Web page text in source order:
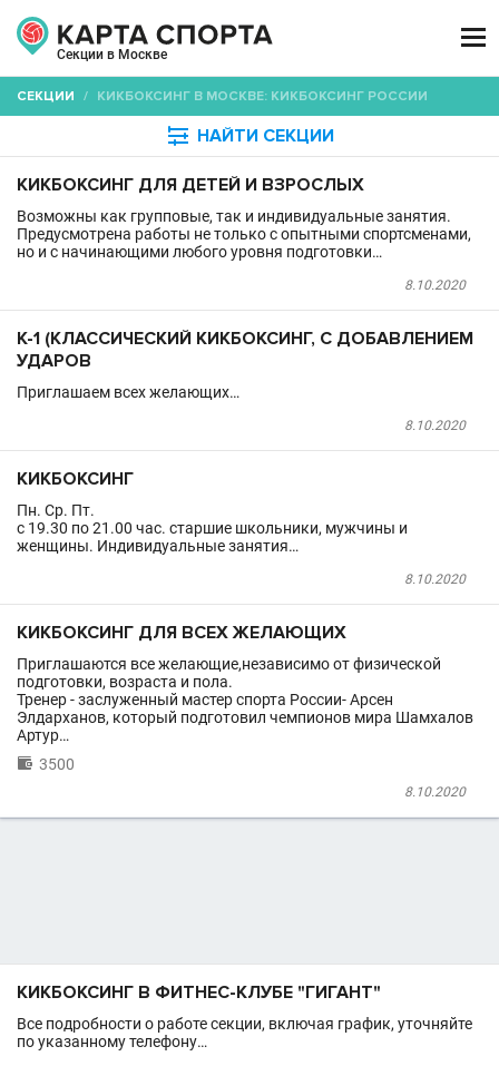
Секции в Москве

СЕКЦИИ / КИКБОКСИНГ В МОСКВЕ: КИКБОКСИНГ РОССИИ
 НАЙТИ СЕКЦИИ
КИКБОКСИНГ ДЛЯ ДЕТЕЙ И ВЗРОСЛЫХ
Возможны как групповые, так и индивидуальные занятия.
Предусмотрена работы не только с опытными спортсменами,
но и с начинающими любого уровня подготовки…
8.10.2020
К-1 (КЛАССИЧЕСКИЙ КИКБОКСИНГ, С ДОБАВЛЕНИЕМ
УДАРОВ
Приглашаем всех желающих…
8.10.2020
КИКБОКСИНГ
Пн. Ср. Пт.
с 19.30 по 21.00 час. старшие школьники, мужчины и
женщины. Индивидуальные занятия…
8.10.2020
КИКБОКСИНГ ДЛЯ ВСЕХ ЖЕЛАЮЩИХ
Приглашаются все желающие,независимо от физической
подготовки, возраста и пола.
Тренер - заслуженный мастер спорта России- Арсен
Элдарханов, который подготовил чемпионов мира Шамхалов
Артур…
 3500
8.10.2020
КИКБОКСИНГ В ФИТНЕС-КЛУБЕ "ГИГАНТ"
Все подробности о работе секции, включая график, уточняйте
по указанному телефону…